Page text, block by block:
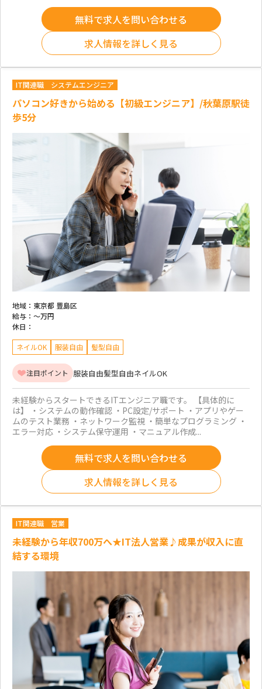
無料で求人を問い合わせる
求人情報を詳しく見る
IT関連職 システムエンジニア
パソコン好きから始める【初級エンジニア】/秋葉原駅徒
歩5分
地域： 東京都 豊島区
給与： ～万円
休日：
ネイルOK 服装自由 髪型自由
注目ポイント 服装自由髪型自由ネイルOK
未経験からスタートできるITエンジニア職です。 【具体的に
は】 ・システムの動作確認 ・PC設定/サポート ・アプリやゲー
ムのテスト業務 ・ネットワーク監視 ・簡単なプログラミング ・
エラー対応 ・システム保守運用 ・マニュアル作成...
無料で求人を問い合わせる
求人情報を詳しく見る
IT関連職 営業
未経験から年収700万へ★IT法人営業♪成果が収入に直
結する環境